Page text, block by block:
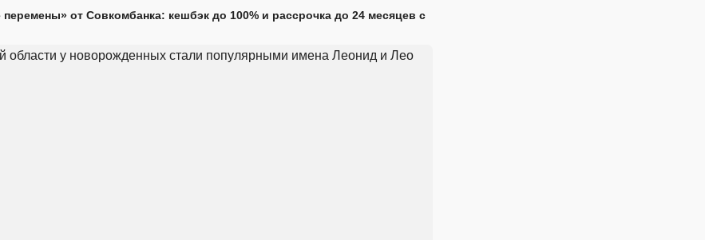
от Совкомбанка: кешбэк до 100% и рассрочка до 24 месяцев с